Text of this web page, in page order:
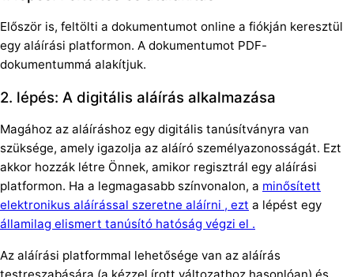
Először is, feltölti a dokumentumot online a fiókján keresztül
egy aláírási platformon. A dokumentumot PDF-
dokumentummá alakítjuk.
2. lépés: A digitális aláírás alkalmazása
Magához az aláíráshoz egy digitális tanúsítványra van
szüksége, amely igazolja az aláíró személyazonosságát. Ezt
akkor hozzák létre Önnek, amikor regisztrál egy aláírási
platformon. Ha a legmagasabb színvonalon, a minősített
elektronikus aláírással szeretne aláírni , ezt a lépést egy
államilag elismert tanúsító hatóság végzi el .
Az aláírási platformmal lehetősége van az aláírás
testreszabására (a kézzel írott változathoz hasonlóan) és